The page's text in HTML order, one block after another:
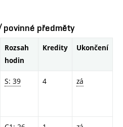
povinné předměty
Rozsah
hodin
Kredity Ukončení
S: 39 4 zá